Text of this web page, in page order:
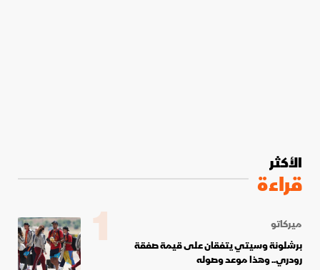
الأكثر
قراءة
ميركاتو
برشلونة وسيتي يتفقان على قيمة صفقة
رودري.. وهذا موعد وصوله
1